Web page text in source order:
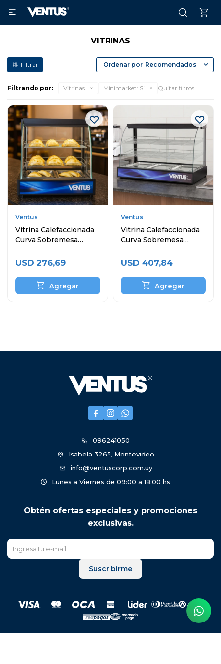

VITRINAS
Recomendados
Filtrando por: Vitrinas Minimarket: Si Quitar filtros
Ventus
Vitrina Calefaccionada
Curva Sobremesa
USD 276,69
Ventus
Vitrina Calefaccionada
Curva Sobremesa
USD 407,84
  
096241050
Isabela 3265, Montevideo
info@ventuscorp.com.uy
Lunes a Viernes de 09:00 a 18:00 hs
Obtén ofertas especiales y promociones
exclusivas.
Suscribirme